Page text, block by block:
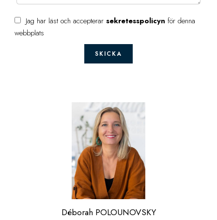
Jag har läst och accepterar sekretesspolicyn för denna
webbplats
SKICKA
Déborah POLOUNOVSKY